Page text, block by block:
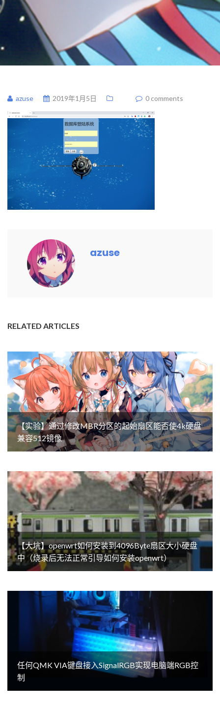
azuse 2019年1月5日 0 comments
azuse
RELATED ARTICLES
【实验】通过修改MBR分区的起始扇区能否使4k硬盘
兼容512镜像
【大坑】openwrt如何安装到4096Byte扇区大小硬盘
中（烧录后无法正常引导如何安装openwrt）
任何QMK VIA键盘接入SignalRGB实现电脑端RGB控
制